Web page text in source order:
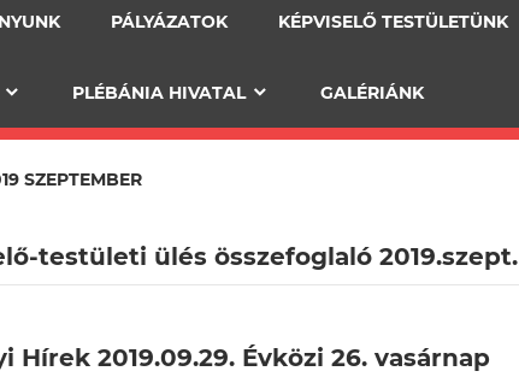
PÁLYÁZATOK KÉPVISELŐ TESTÜLETÜNK
PLÉBÁNIA HIVATAL GALÉRIÁNK
SZEPTEMBER
testületi ülés összefoglaló 2019.szept.
Hírek 2019.09.29. Évközi 26. vasárnap